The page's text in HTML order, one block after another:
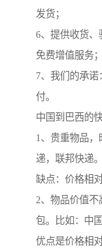
发货；
6、提供收货
免费增值服务；
7、我们的承
付。
中国到巴西的
1、贵重物品
递，联邦快递
缺点：价格相
2、物品价值
包。比如：中
优点是价格相